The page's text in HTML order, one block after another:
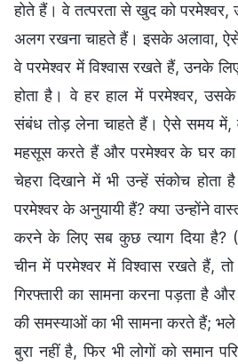
होते हैं। वे तत्परता से खुद को
अलग रखना चाहते हैं। इसके अलावा, ऐसे
वे परमेश्वर में विश्वास रखते हैं, उनके
होता है। वे हर हाल में परमेश्वर,
संबंध तोड़ लेना चाहते हैं। ऐसे समय
महसूस करते हैं और परमेश्वर के घर का
चेहरा दिखाने में भी उन्हें संकोच होता
परमेश्वर के अनुयायी हैं? क्या उन्होंने
करने के लिए सब कुछ त्याग दिया है?
चीन में परमेश्वर में विश्वास रखते हैं,
गिरफ्तारी का सामना करना पड़ता है
की समस्याओं का भी सामना करते हैं; भले
बुरा नहीं है, फिर भी लोगों को समान